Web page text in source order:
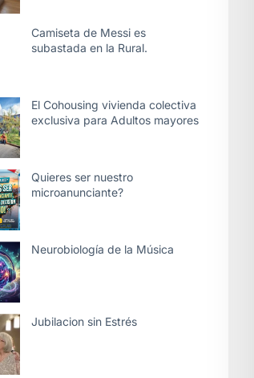
Camiseta de Messi es
subastada en la Rural.
El Cohousing vivienda colectiva
exclusiva para Adultos mayores
Quieres ser nuestro
microanunciante?
Neurobiología de la Música
Jubilacion sin Estrés